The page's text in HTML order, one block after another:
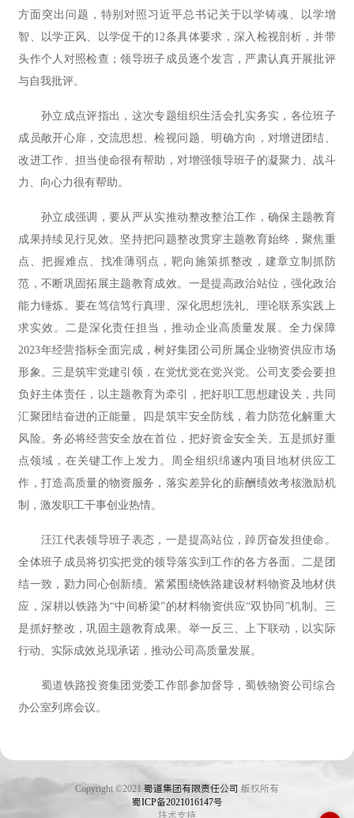
方面突出问题，特别对照习近平总书记关于以学铸魂、以学增
智、以学正风、以学促干的12条具体要求，深入检视剖析，并带
头作个人对照检查；领导班子成员逐个发言，严肃认真开展批评
与自我批评。
孙立成点评指出，这次专题组织生活会扎实务实，各位班子
成员敞开心扉，交流思想、检视问题、明确方向，对增进团结、
改进工作、担当使命很有帮助，对增强领导班子的凝聚力、战斗
力、向心力很有帮助。
孙立成强调，要从严从实推动整改整治工作，确保主题教育
成果持续见行见效。坚持把问题整改贯穿主题教育始终，聚焦重
点、把握难点、找准薄弱点，靶向施策抓整改，建章立制抓防
范，不断巩固拓展主题教育成效。一是提高政治站位，强化政治
能力锤炼。要在笃信笃行真理、深化思想洗礼、理论联系实践上
求实效。二是深化责任担当，推动企业高质量发展。全力保障
2023年经营指标全面完成，树好集团公司所属企业物资供应市场
形象。三是筑牢党建引领，在党忧党在党兴党。公司支委会要担
负好主体责任，以主题教育为牵引，把好职工思想建设关，共同
汇聚团结奋进的正能量。四是筑牢安全防线，着力防范化解重大
风险。务必将经营安全放在首位，把好资金安全关。五是抓好重
点领域，在关键工作上发力。周全组织绵遂内项目地材供应工
作，打造高质量的物资服务，落实差异化的薪酬绩效考核激励机
制，激发职工干事创业热情。
汪江代表领导班子表态，一是提高站位，踔厉奋发担使命。
全体班子成员将切实把党的领导落实到工作的各方各面。二是团
结一致，勠力同心创新绩。紧紧围绕铁路建设材料物资及地材供
应，深耕以铁路为“中间桥梁”的材料物资供应“双协同”机制。三
是抓好整改，巩固主题教育成果。举一反三、上下联动，以实际
行动、实际成效兑现承诺，推动公司高质量发展。
蜀道铁路投资集团党委工作部参加督导，蜀铁物资公司综合
办公室列席会议。
Copyright ©2021 蜀道集团有限责任公司 版权所有
蜀ICP备2021016147号
技术支持